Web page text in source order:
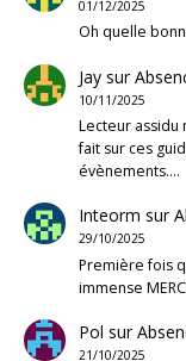
01/12/2025
Oh quelle
Jaysur
10/11/2025
Lecteur assidu
fait sur ces
évènements.…
Inteorm sur
29/10/2025
Première fois
immense
Pol sur
21/10/2025